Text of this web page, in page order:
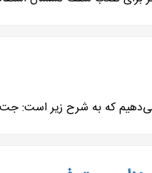
است: جت هیتر برقی تک فاز 3 کیلو وات: